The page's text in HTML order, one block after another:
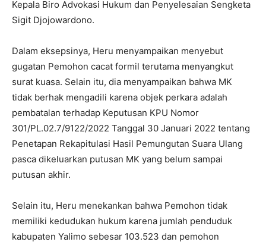
Kepala Biro Advokasi Hukum dan Penyelesaian Sengketa
Sigit Djojowardono.
Dalam eksepsinya, Heru menyampaikan menyebut
gugatan Pemohon cacat formil terutama menyangkut
surat kuasa. Selain itu, dia menyampaikan bahwa MK
tidak berhak mengadili karena objek perkara adalah
pembatalan terhadap Keputusan KPU Nomor
301/PL.02.7/9122/2022 Tanggal 30 Januari 2022 tentang
Penetapan Rekapitulasi Hasil Pemungutan Suara Ulang
pasca dikeluarkan putusan MK yang belum sampai
putusan akhir.
Selain itu, Heru menekankan bahwa Pemohon tidak
memiliki kedudukan hukum karena jumlah penduduk
kabupaten Yalimo sebesar 103.523 dan pemohon